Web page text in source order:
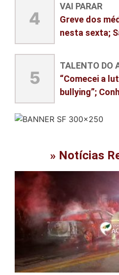
4
VAI PARAR
Greve dos
nesta sexta;
5
TALENTO DO
“Comecei a
bullying”;
» Notícias